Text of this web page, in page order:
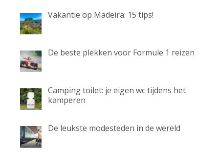
Vakantie op Madeira: 15 tips!
De beste plekken voor Formule 1 reizen
Camping toilet: je eigen wc tijdens het
kamperen
De leukste modesteden in de wereld